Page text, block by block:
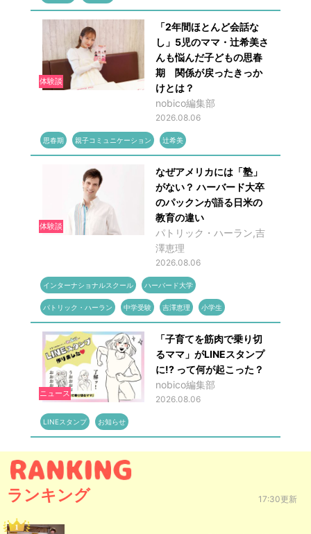
体験談
「2年間ほとんど会話な
し」5児のママ・辻希美さ
んも悩んだ子どもの思春
期 関係が戻ったきっか
けとは？
nobico編集部
2026.08.06
思春期 親子コミュニケーション 辻希美
体験談
なぜアメリカには「塾」
がない？ ハーバード大卒
のパックンが語る日米の
教育の違い
パトリック・ハーラン,吉
澤恵理
2026.08.06
インターナショナルスクール ハーバード大学
パトリック・ハーラン 中学受験 吉澤恵理 小学生
ニュース
「子育てを筋肉で乗り切
るママ」がLINEスタンプ
に!? って何が起こった？
nobico編集部
2026.08.06
LINEスタンプ お知らせ
ランキング 17:30更新